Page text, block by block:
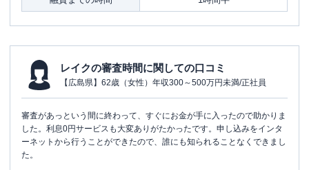
レイクの審査時間に関しての口コミ
【広島県】62歳（女性）年収300～500万円未満/正社員
審査があっという間に終わって、すぐにお金が手に入ったので助かりま
した。利息0円サービスも大変ありがたかったです。申し込みをインタ
ーネットから行うことができたので、誰にも知られることなくできまし
た。